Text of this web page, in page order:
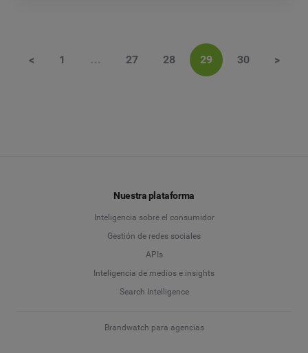
< 1 … 27 28 29 30 >
Nuestra plataforma
Inteligencia sobre el consumidor
Gestión de redes sociales
APIs
Inteligencia de medios e insights
Search Intelligence
Brandwatch para agencias